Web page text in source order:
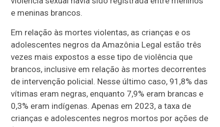
e meninas brancos.
Em relação às mortes violentas, as crianças e os
adolescentes negros da Amazônia Legal estão três
vezes mais expostos a esse tipo de violência que
brancos, inclusive em relação às mortes decorrentes
de intervenção policial. Nesse último caso, 91,8% das
vítimas eram negras, enquanto 7,9% eram brancas e
0,3% eram indígenas. Apenas em 2023, a taxa de
crianças e adolescentes negros mortos por ações de